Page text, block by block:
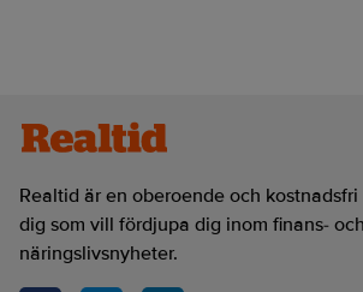
Realtid är en oberoende och
dig som vill fördjupa dig inom finans- och
näringslivsnyheter.